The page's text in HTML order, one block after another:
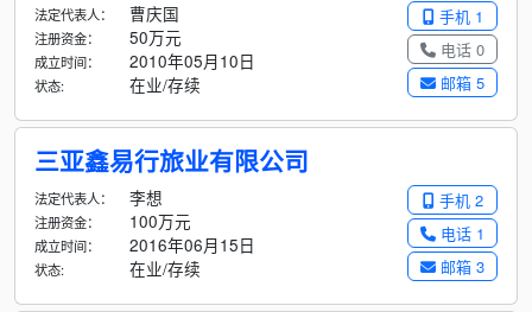
手机 1
电话 0
邮箱 5
法定代表人： 曹庆国
注册资金： 50万元
成立时间： 2010年05月10日
状态: 在业/存续
三亚鑫易行旅业有限公司
手机 2
电话 1
邮箱 3
法定代表人： 李想
注册资金： 100万元
成立时间： 2016年06月15日
状态: 在业/存续